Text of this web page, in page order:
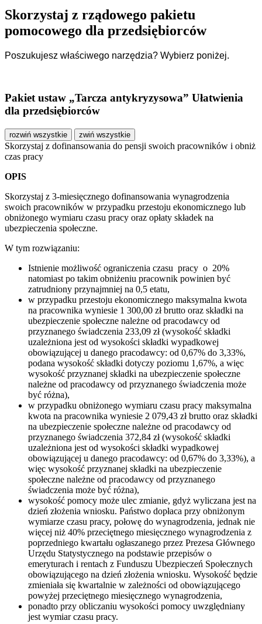
Skorzystaj z rządowego pakietu
pomocowego dla przedsiębiorców
Poszukujesz właściwego narzędzia? Wybierz poniżej.
Pakiet ustaw „Tarcza antykryzysowa” Ułatwienia
dla przedsiębiorców
rozwiń wszystkie zwiń wszystkie
Skorzystaj z dofinansowania do pensji swoich pracowników i obniż
czas pracy
OPIS
Skorzystaj z 3-miesięcznego dofinansowania wynagrodzenia
swoich pracowników w przypadku przestoju ekonomicznego lub
obniżonego wymiaru czasu pracy oraz opłaty składek na
ubezpieczenia społeczne.
W tym rozwiązaniu:
Istnienie możliwość ograniczenia czasu pracy o 20%
natomiast po takim obniżeniu pracownik powinien być
zatrudniony przynajmniej na 0,5 etatu,
w przypadku przestoju ekonomicznego maksymalna kwota
na pracownika wyniesie 1 300,00 zł brutto oraz składki na
ubezpieczenie społeczne należne od pracodawcy od
przyznanego świadczenia 233,09 zł (wysokość składki
uzależniona jest od wysokości składki wypadkowej
obowiązującej u danego pracodawcy: od 0,67% do 3,33%,
podana wysokość składki dotyczy poziomu 1,67%, a więc
wysokość przyznanej składki na ubezpieczenie społeczne
należne od pracodawcy od przyznanego świadczenia może
być różna),
w przypadku obniżonego wymiaru czasu pracy maksymalna
kwota na pracownika wyniesie 2 079,43 zł brutto oraz składki
na ubezpieczenie społeczne należne od pracodawcy od
przyznanego świadczenia 372,84 zł (wysokość składki
uzależniona jest od wysokości składki wypadkowej
obowiązującej u danego pracodawcy: od 0,67% do 3,33%), a
więc wysokość przyznanej składki na ubezpieczenie
społeczne należne od pracodawcy od przyznanego
świadczenia może być różna),
wysokość pomocy może ulec zmianie, gdyż wyliczana jest na
dzień złożenia wniosku. Państwo dopłaca przy obniżonym
wymiarze czasu pracy, połowę do wynagrodzenia, jednak nie
więcej niż 40% przeciętnego miesięcznego wynagrodzenia z
poprzedniego kwartału ogłaszanego przez Prezesa Głównego
Urzędu Statystycznego na podstawie przepisów o
emeryturach i rentach z Funduszu Ubezpieczeń Społecznych
obowiązującego na dzień złożenia wniosku. Wysokość będzie
zmieniała się kwartalnie w zależności od obowiązującego
powyżej przeciętnego miesięcznego wynagrodzenia,
ponadto przy obliczaniu wysokości pomocy uwzględniany
jest wymiar czasu pracy.